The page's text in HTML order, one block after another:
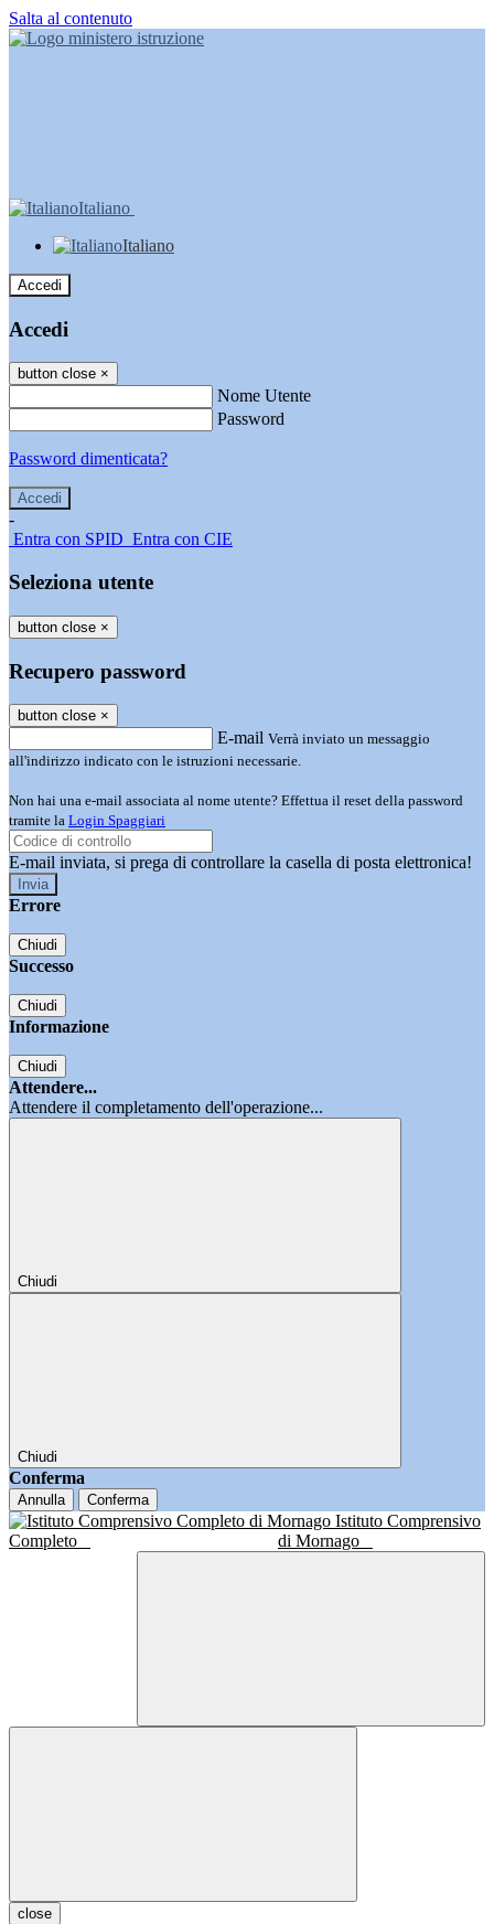
Salta al contenuto
Italiano
Italiano
Accedi
Accedi
button close ×
Nome Utente
Password
Password dimenticata?
-
Entra con SPID Entra con CIE
Seleziona utente
button close ×
Recupero password
button close ×
E-mail Verrà inviato un messaggio
all'indirizzo indicato con le istruzioni necessarie.
Non hai una e-mail associata al nome utente? Effettua il reset della password
tramite la Login Spaggiari
E-mail inviata, si prega di controllare la casella di posta elettronica!
Errore
Chiudi
Successo
Chiudi
Informazione
Chiudi
Attendere...
Attendere il completamento dell'operazione...
Chiudi
Chiudi
Conferma
Annulla Conferma
Istituto Comprensivo
Completo
di Mornago
close